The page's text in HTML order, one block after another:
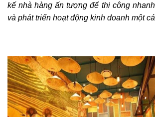
kế nhà hàng ấn tượng để thi công
và phát triển hoạt động kinh doanh một